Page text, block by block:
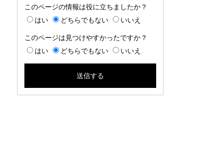
このページの情報は役に立ちましたか？
はい
どちらでもない いいえ
このページは見つけやすかったですか？
はい
どちらでもない いいえ